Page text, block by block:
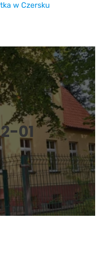
w Czersku
01